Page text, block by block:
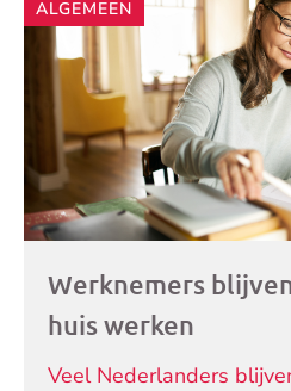
ALGEMEEN
Werknemers
huis werken
Veel Nederlanders